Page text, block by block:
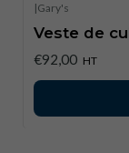
|Gary's
Veste de
€92,00 HT